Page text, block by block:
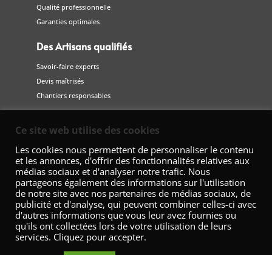
Qualité professionnelle
Garanties optimales
Des Artisans qualifiés
Savoir-faire experts
Devis maîtrisés
Chantiers responsables
Fédération Nationale de la Décoration – 42 Avenue Marceau 75008
Ce site web utilise des cookies
Les cookies nous permettent de personnaliser le contenu
et les annonces, d'offrir des fonctionnalités relatives aux
médias sociaux et d'analyser notre trafic. Nous
partageons également des informations sur l'utilisation
de notre site avec nos partenaires de médias sociaux, de
publicité et d'analyse, qui peuvent combiner celles-ci avec
d'autres informations que vous leur avez fournies ou
qu'ils ont collectées lors de votre utilisation de leurs
services. Cliquez pour accepter.